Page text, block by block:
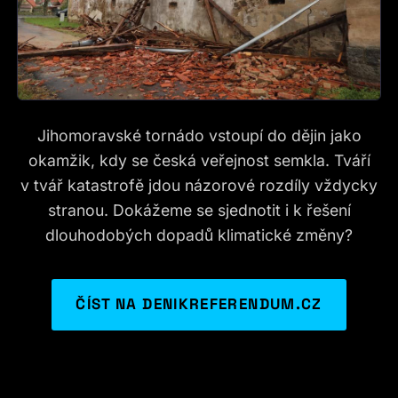
Jihomoravské tornádo vstoupí do dějin jako
okamžik, kdy se česká veřejnost semkla. Tváří
v tvář katastrofě jdou názorové rozdíly vždycky
stranou. Dokážeme se sjednotit i k řešení
dlouhodobých dopadů klimatické změny?
ČÍST NA DENIKREFERENDUM.CZ